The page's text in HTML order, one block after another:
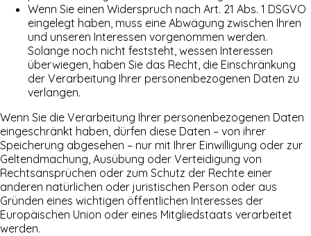
Wenn Sie einen Widerspruch nach Art. 21 Abs. 1 DSGVO
eingelegt haben, muss eine Abwägung zwischen Ihren
und unseren Interessen vorgenommen werden.
Solange noch nicht feststeht, wessen Interessen
überwiegen, haben Sie das Recht, die Einschränkung
der Verarbeitung Ihrer personenbezogenen Daten zu
verlangen.
Wenn Sie die Verarbeitung Ihrer personenbezogenen Daten
eingeschränkt haben, dürfen diese Daten – von ihrer
Speicherung abgesehen – nur mit Ihrer Einwilligung oder zur
Geltendmachung, Ausübung oder Verteidigung von
Rechtsansprüchen oder zum Schutz der Rechte einer
anderen natürlichen oder juristischen Person oder aus
Gründen eines wichtigen öffentlichen Interesses der
Europäischen Union oder eines Mitgliedstaats verarbeitet
werden.